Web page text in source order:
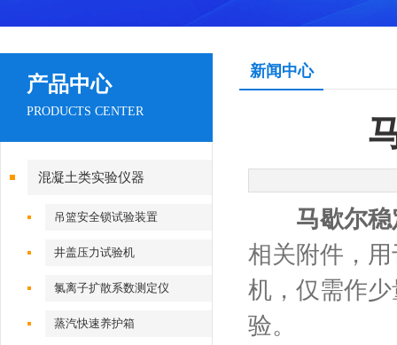
新闻中心
马歇尔
相关附件，
机，仅需作
验。
产品中心
PRODUCTS CENTER
混凝土类实验仪器
吊篮安全锁试验装置
井盖压力试验机
氯离子扩散系数测定仪
蒸汽快速养护箱